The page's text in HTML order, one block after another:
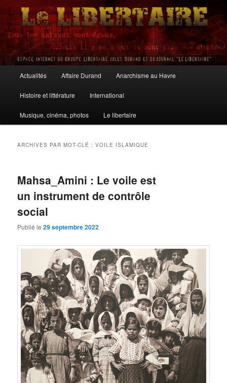
Aller
contenu
principal
Aller
contenu
secondaire
Le Libertaire
principal
Actualités Affaire Durand Anarchisme au Havre
Histoire et littérature International
Musique, cinéma, photos Le libertaire
ARCHIVES PAR MOT-CLÉ :VOILE ISLAMIQUE
Mahsa_Amini : Le voile est
un instrument de contrôle
social
Publié le29 septembre 2022